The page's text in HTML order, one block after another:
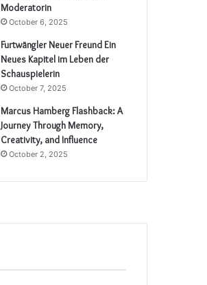
Moderatorin
October 6, 2025
Furtwängler Neuer Freund Ein
Neues Kapitel im Leben der
Schauspielerin
October 7, 2025
Marcus Hamberg Flashback: A
Journey Through Memory,
Creativity, and Influence
October 2, 2025